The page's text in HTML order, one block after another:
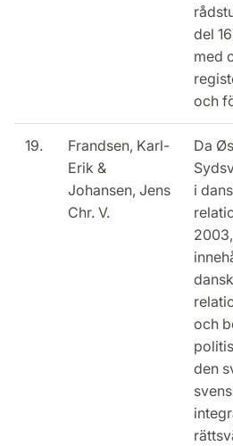
del
med
och
19.
Frandsen, Karl-
Erik &
Johansen, Jens
Chr. V.
Da
i
och
den